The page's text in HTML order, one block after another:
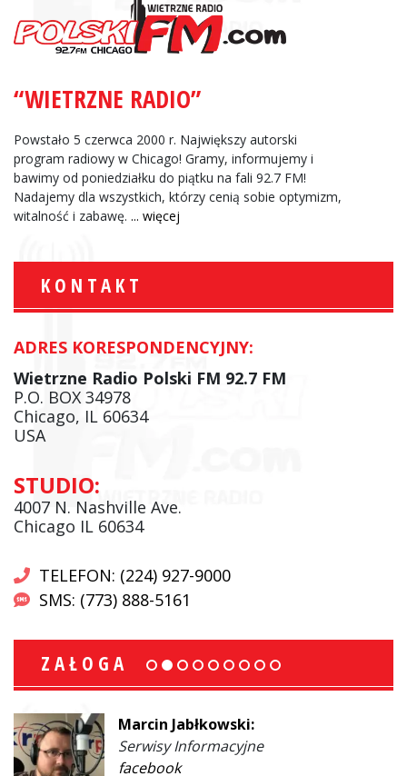
“WIETRZNE RADIO”
Powstało 5 czerwca 2000 r. Największy autorski
program radiowy w Chicago! Gramy, informujemy i
bawimy od poniedziałku do piątku na fali 92.7 FM!
Nadajemy dla wszystkich, którzy cenią sobie optymizm,
witalność i zabawę. ... więcej
KONTAKT
ADRES KORESPONDENCYJNY:
Wietrzne Radio Polski FM 92.7 FM
P.O. BOX 34978
Chicago, IL 60634
USA
STUDIO:
4007 N. Nashville Ave.
Chicago IL 60634
TELEFON: (224) 927-9000
SMS: (773) 888-5161
ZAŁOGA
Marcin Jabłkowski:
Serwisy Informacyjne
facebook